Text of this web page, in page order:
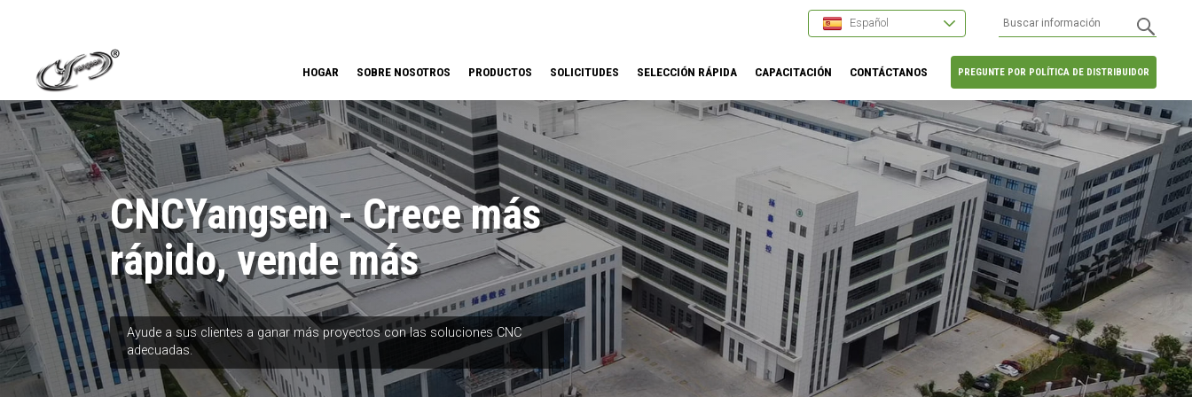
Español
PREGUNTE POR POLÍTICA DE DISTRIBUIDOR
HOGAR SOBRE NOSOTROS PRODUCTOS SOLICITUDES SELECCIÓN RÁPIDA CAPACITACIÓN CONTÁCTANOS
CNCYangsen - Crece más
rápido, vende más
Ayude a sus clientes a ganar más proyectos con las soluciones CNC
adecuadas.